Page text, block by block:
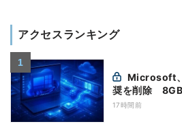
アクセスランキング
奨を削除 8GB
17時間前